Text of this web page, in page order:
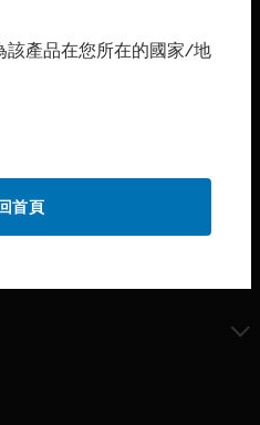
該產品在您所在的國家/地
首頁